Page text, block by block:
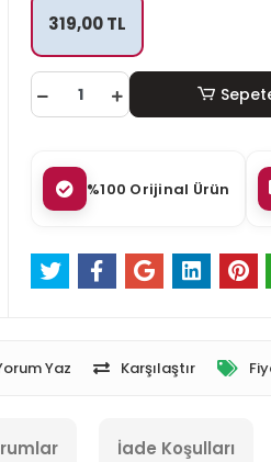
319,00 TL
%100 Orijinal Ürün
Yaz Karşılaştır
İade Koşulları